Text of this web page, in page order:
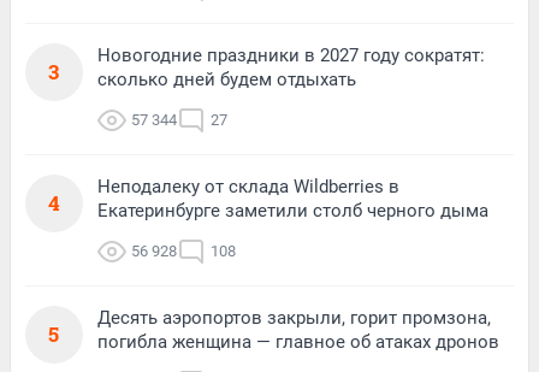
3
Новогодние праздники в 2027 году сократят:
сколько дней будем отдыхать
57 344 27
4
Неподалеку от склада Wildberries в
Екатеринбурге заметили столб черного дыма
56 928 108
5
Десять аэропортов закрыли, горит промзона,
погибла женщина — главное об атаках дронов